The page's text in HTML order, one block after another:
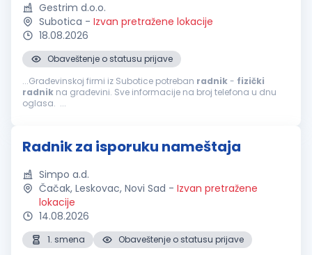
Gestrim d.o.o.
Subotica - Izvan pretražene lokacije
18.08.2026
Obaveštenje o statusu prijave
...Građevinskoj firmi iz Subotice potreban radnik- fizički
radnik na građevini. Sve informacije na broj telefona u dnu
oglasa. ...
Radnik za isporuku nameštaja
Simpo a.d.
Čačak, Leskovac, Novi Sad - Izvan pretražene
lokacije
14.08.2026
1. smena
Obaveštenje o statusu prijave